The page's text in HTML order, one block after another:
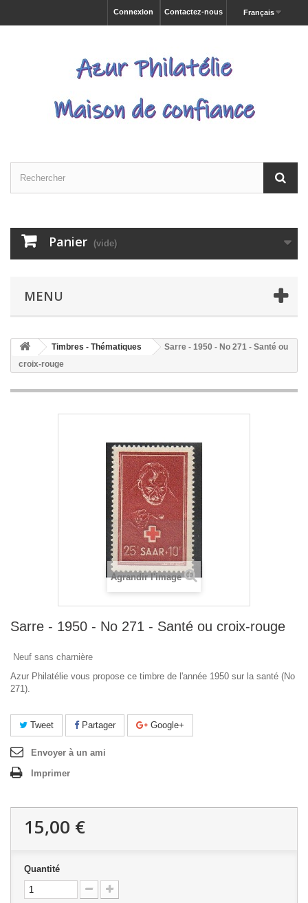
Français
Contactez-nous
Connexion
Panier (vide)
MENU
Timbres - Thématiques
Sarre - 1950 - No 271 - Santé ou
croix-rouge
Agrandir l'image
Sarre - 1950 - No 271 - Santé ou croix-rouge
Neuf sans charnière
Azur Philatélie vous propose ce timbre de l'année 1950 sur la santé (No
271).
Tweet Partager Google+
Envoyer à un ami
Imprimer
15,00 €
Quantité